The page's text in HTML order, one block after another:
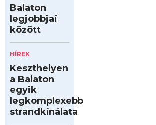
Balaton
legjobbjai
között
HÍREK
Keszthelyen
a Balaton
egyik
legkomplexebb
strandkínálata